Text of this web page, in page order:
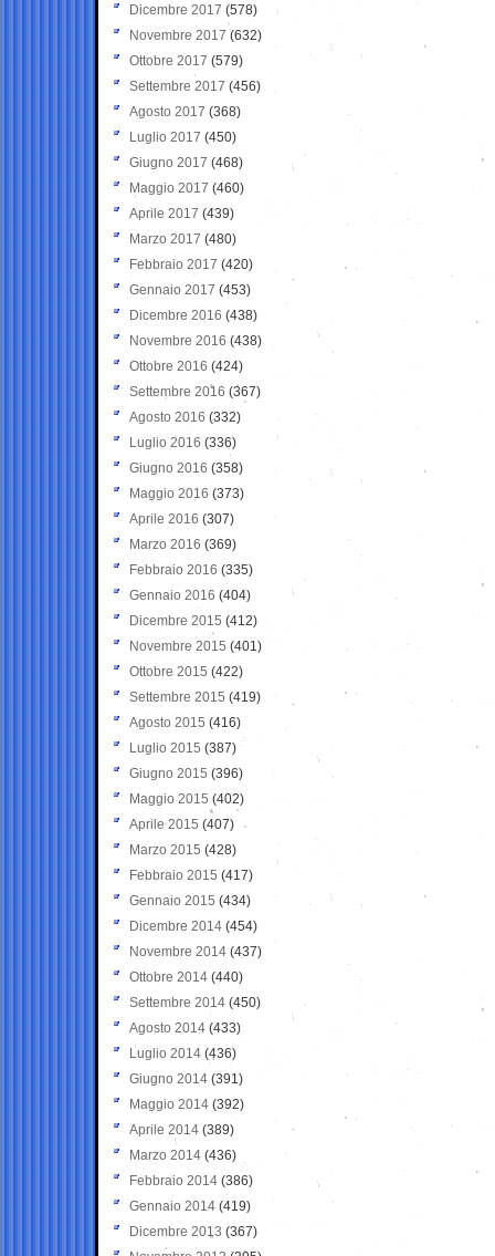
Dicembre 2017 (578)
Novembre 2017 (632)
Ottobre 2017 (579)
Settembre 2017 (456)
Agosto 2017 (368)
Luglio 2017 (450)
Giugno 2017 (468)
Maggio 2017 (460)
Aprile 2017 (439)
Marzo 2017 (480)
Febbraio 2017 (420)
Gennaio 2017 (453)
Dicembre 2016 (438)
Novembre 2016 (438)
Ottobre 2016 (424)
Settembre 2016 (367)
Agosto 2016 (332)
Luglio 2016 (336)
Giugno 2016 (358)
Maggio 2016 (373)
Aprile 2016 (307)
Marzo 2016 (369)
Febbraio 2016 (335)
Gennaio 2016 (404)
Dicembre 2015 (412)
Novembre 2015 (401)
Ottobre 2015 (422)
Settembre 2015 (419)
Agosto 2015 (416)
Luglio 2015 (387)
Giugno 2015 (396)
Maggio 2015 (402)
Aprile 2015 (407)
Marzo 2015 (428)
Febbraio 2015 (417)
Gennaio 2015 (434)
Dicembre 2014 (454)
Novembre 2014 (437)
Ottobre 2014 (440)
Settembre 2014 (450)
Agosto 2014 (433)
Luglio 2014 (436)
Giugno 2014 (391)
Maggio 2014 (392)
Aprile 2014 (389)
Marzo 2014 (436)
Febbraio 2014 (386)
Gennaio 2014 (419)
Dicembre 2013 (367)